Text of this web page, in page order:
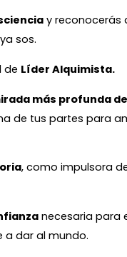
y reconocerás
sos.
de Líder Alquimista.
más profunda
de tus partes para
, como impulsora
necesaria para
a dar al mundo.